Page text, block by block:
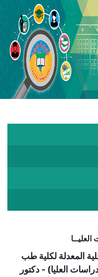
المعدلة لكلية طب
العليا) - دكتور